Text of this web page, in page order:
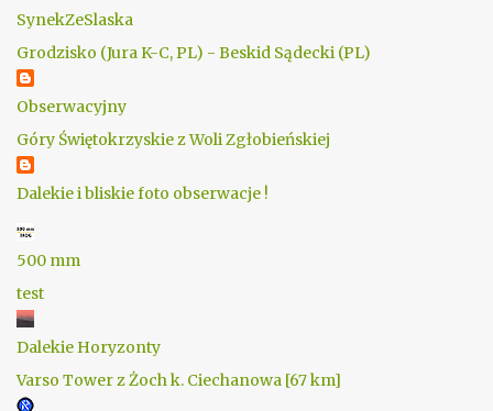
SynekZeSlaska
Grodzisko (Jura K-C, PL) - Beskid Sądecki (PL)
Obserwacyjny
Góry Świętokrzyskie z Woli Zgłobieńskiej
Dalekie i bliskie foto obserwacje !
500 mm
test
Dalekie Horyzonty
Varso Tower z Żoch k. Ciechanowa [67 km]